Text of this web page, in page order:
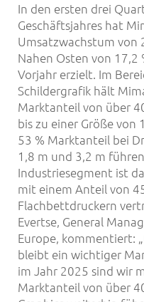
In den ersten drei
Geschäftsjahres hat
Umsatzwachstum von
Nahen Osten von 17,2
Vorjahr erzielt. Im
Schildergrafik hält
Marktanteil von über
bis zu einer Größe von
53 % Marktanteil bei
1,8 m und 3,2 m
Industriesegment ist
mit einem Anteil von
Flachbettdruckern
Evertse, General
Europe, kommentiert:
bleibt ein wichtiger
im Jahr 2025 sind wir
Marktanteil von über